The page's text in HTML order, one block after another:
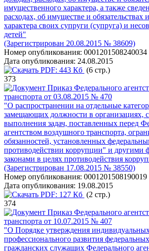
имущественного характера, а также
расходах, об имуществе и обязательствах
характера своих супруги (супруга) и
детей"
(Зарегистрирован 20.08.2015 № 38609)
Номер опубликования: 0001201508240034
Дата опубликования: 24.08.2015
PDF: 443 Кб (6 стр.)
373
Приказ Федерального
транспорта от 03.08.2015 № 470
"О распространении на отдельные
замещающих должности в организациях,
выполнения задач, поставленных перед
агентством воздушного транспорта,
обязанностей, установленных
противодействии коррупции" и другими
законами в целях противодействия
(Зарегистрирован 17.08.2015 № 38550)
Номер опубликования: 0001201508190019
Дата опубликования: 19.08.2015
PDF: 127 Кб (2 стр.)
374
Приказ Федерального
транспорта от 10.07.2015 № 407
"О Порядке утверждения
профессионального развития
гражданских служащих Федерального